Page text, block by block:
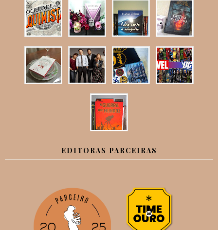
EDITORAS PARCEIRAS